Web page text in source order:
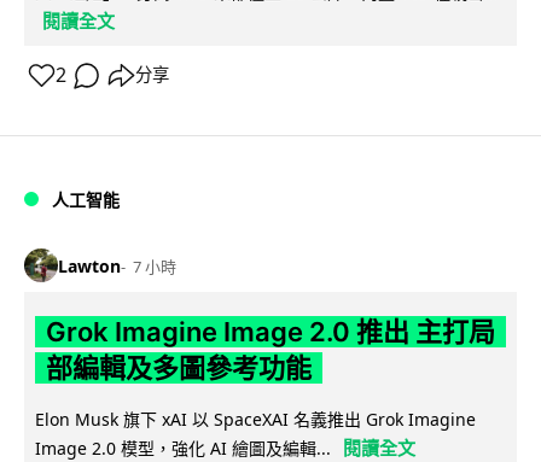
閱讀全文
2 分享
人工智能
Lawton 7 小時
Grok Imagine Image 2.0 推出 主打局
部編輯及多圖參考功能
Elon Musk 旗下 xAI 以 SpaceXAI 名義推出 Grok Imagine
Image 2.0 模型，強化 AI 繪圖及編輯...
閱讀全文